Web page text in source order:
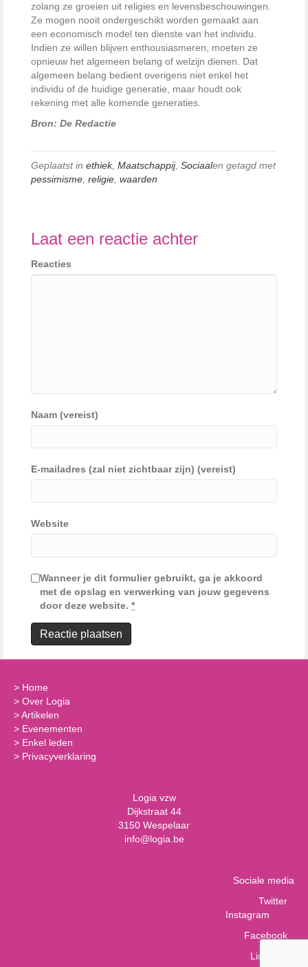
zolang ze groeien uit religies en levensbeschouwingen.
Ze mogen nooit ondergeschikt worden gemaakt aan
een economisch model ten dienste van het individu.
Indien ze willen blijven enthousiasmeren, moeten ze
opnieuw het algemeen belang of welzijn dienen. Dat
algemeen belang bedient overigens niet enkel het
individu of de huidige generatie, maar houdt ook
rekening met alle komende generaties.
Bron: De Redactie
Geplaatst in ethiek, Maatschappij, Sociaalen getagd met
pessimisme religie waarden
Laat een reactie achter
Reacties
Naam (vereist)
E-mailadres (zal niet zichtbaar zijn) (vereist)
Website
Wanneer je dit formulier gebruikt, ga je akkoord
met de opslag en verwerking van jouw gegevens
door deze website. *
> Home
> Over Logia
>Artikelen
> Evenementen
> Enkel leden
> Privacyverklaring
Logia vzw
Dijkstraat 44
3150 Wespelaar
info@logia.be
Sociale media
Twitter
Instagram
Facebook
LinkedIn